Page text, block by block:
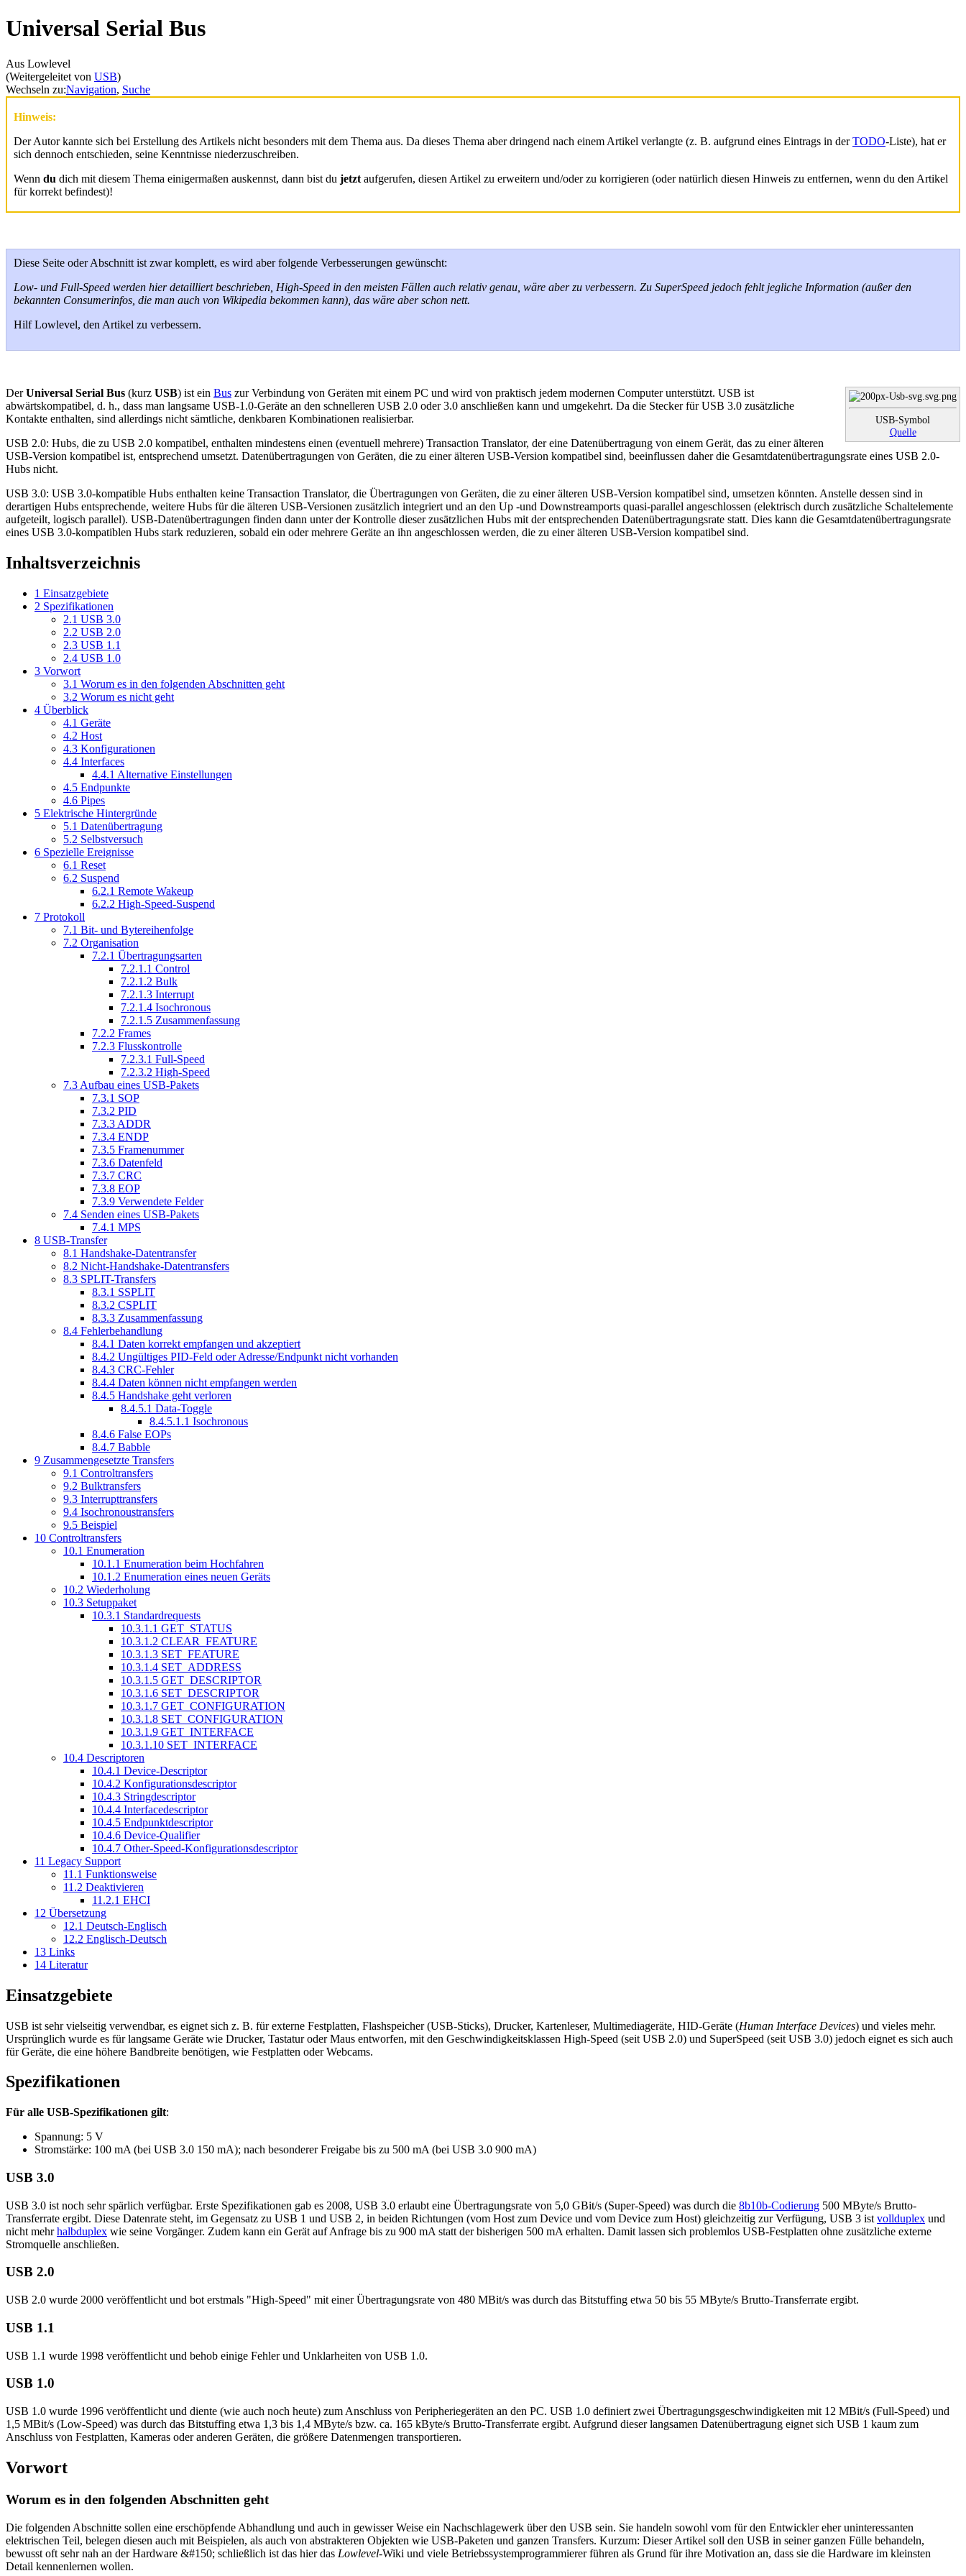
Universal Serial Bus
Aus Lowlevel
(Weitergeleitet von USB)
Wechseln zu:Navigation, Suche
Hinweis:
Der Autor kannte sich bei Erstellung des Artikels nicht besonders mit dem Thema aus. Da dieses Thema aber dringend nach einem Artikel verlangte (z. B. aufgrund eines Eintrags in derTODO-Liste), hat er
sich dennoch entschieden, seine Kenntnisse niederzuschreiben.
Wenn du dich mit diesem Thema einigermaßen auskennst, dann bist du jetzt aufgerufen, diesen Artikel zu erweitern und/oder zu korrigieren (oder natürlich diesen Hinweis zu entfernen, wenn du den Artikel
für korrekt befindest)!
Diese Seite oder Abschnitt ist zwar komplett, es wird aber folgende Verbesserungen gewünscht:
Low- und Full-Speed werden hier detailliert beschrieben, High-Speed in den meisten Fällen auch relativ genau, wäre aber zu verbessern. Zu SuperSpeed jedoch fehlt jegliche Information (außer den
bekannten Consumerinfos, die man auch von Wikipedia bekommen kann), das wäre aber schon nett.
Hilf Lowlevel, den Artikel zu verbessern.
USB-Symbol
Quelle
DerUniversal Serial Bus (kurz USB) ist ein Bus zur Verbindung von Geräten mit einem PC und wird von praktisch jedem modernen Computer unterstützt. USB ist
abwärtskompatibel, d. h., dass man langsame USB-1.0-Geräte an den schnelleren USB 2.0 oder 3.0 anschließen kann und umgekehrt. Da die Stecker für USB 3.0 zusätzliche
Kontakte enthalten, sind allerdings nicht sämtliche, denkbaren Kombinationen realisierbar.
USB 2.0: Hubs, die zu USB 2.0 kompatibel, enthalten mindestens einen (eventuell mehrere) Transaction Translator, der eine Datenübertragung von einem Gerät, das zu einer älteren
USB-Version kompatibel ist, entsprechend umsetzt. Datenübertragungen von Geräten, die zu einer älteren USB-Version kompatibel sind, beeinflussen daher die Gesamtdatenübertragungsrate eines USB 2.0-
Hubs nicht.
USB 3.0: USB 3.0-kompatible Hubs enthalten keine Transaction Translator, die Übertragungen von Geräten, die zu einer älteren USB-Version kompatibel sind, umsetzen könnten. Anstelle dessen sind in
derartigen Hubs entsprechende, weitere Hubs für die älteren USB-Versionen zusätzlich integriert und an den Up -und Downstreamports quasi-parallel angeschlossen (elektrisch durch zusätzliche Schaltelemente
aufgeteilt, logisch parallel). USB-Datenübertragungen finden dann unter der Kontrolle dieser zusätzlichen Hubs mit der entsprechenden Datenübertragungsrate statt. Dies kann die Gesamtdatenübertragungsrate
eines USB 3.0-kompatiblen Hubs stark reduzieren, sobald ein oder mehrere Geräte an ihn angeschlossen werden, die zu einer älteren USB-Version kompatibel sind.
Inhaltsverzeichnis
1 Einsatzgebiete
2 Spezifikationen
2.1 USB 3.0
2.2 USB 2.0
2.3 USB 1.1
2.4 USB 1.0
3 Vorwort
3.1 Worum es in den folgenden Abschnitten geht
3.2 Worum es nicht geht
4 Überblick
4.1 Geräte
4.2 Host
4.3 Konfigurationen
4.4 Interfaces
4.4.1 Alternative Einstellungen
4.5 Endpunkte
4.6 Pipes
5 Elektrische Hintergründe
5.1 Datenübertragung
5.2 Selbstversuch
6 Spezielle Ereignisse
6.1 Reset
6.2 Suspend
6.2.1 Remote Wakeup
6.2.2 High-Speed-Suspend
7 Protokoll
7.1 Bit- und Bytereihenfolge
7.2 Organisation
7.2.1 Übertragungsarten
7.2.1.1 Control
7.2.1.2 Bulk
7.2.1.3 Interrupt
7.2.1.4 Isochronous
7.2.1.5 Zusammenfassung
7.2.2 Frames
7.2.3 Flusskontrolle
7.2.3.1 Full-Speed
7.2.3.2 High-Speed
7.3 Aufbau eines USB-Pakets
7.3.1 SOP
7.3.2 PID
7.3.3 ADDR
7.3.4 ENDP
7.3.5 Framenummer
7.3.6 Datenfeld
7.3.7 CRC
7.3.8 EOP
7.3.9 Verwendete Felder
7.4 Senden eines USB-Pakets
7.4.1 MPS
8 USB-Transfer
8.1 Handshake-Datentransfer
8.2 Nicht-Handshake-Datentransfers
8.3 SPLIT-Transfers
8.3.1 SSPLIT
8.3.2 CSPLIT
8.3.3 Zusammenfassung
8.4 Fehlerbehandlung
8.4.1 Daten korrekt empfangen und akzeptiert
8.4.2 Ungültiges PID-Feld oder Adresse/Endpunkt nicht vorhanden
8.4.3 CRC-Fehler
8.4.4 Daten können nicht empfangen werden
8.4.5 Handshake geht verloren
8.4.5.1 Data-Toggle
8.4.5.1.1 Isochronous
8.4.6 False EOPs
8.4.7 Babble
9 Zusammengesetzte Transfers
9.1 Controltransfers
9.2 Bulktransfers
9.3 Interrupttransfers
9.4 Isochronoustransfers
9.5 Beispiel
10 Controltransfers
10.1 Enumeration
10.1.1 Enumeration beim Hochfahren
10.1.2 Enumeration eines neuen Geräts
10.2 Wiederholung
10.3 Setuppaket
10.3.1 Standardrequests
10.3.1.1 GET_STATUS
10.3.1.2 CLEAR_FEATURE
10.3.1.3 SET_FEATURE
10.3.1.4 SET_ADDRESS
10.3.1.5 GET_DESCRIPTOR
10.3.1.6 SET_DESCRIPTOR
10.3.1.7 GET_CONFIGURATION
10.3.1.8 SET_CONFIGURATION
10.3.1.9 GET_INTERFACE
10.3.1.10 SET_INTERFACE
10.4 Descriptoren
10.4.1 Device-Descriptor
10.4.2 Konfigurationsdescriptor
10.4.3 Stringdescriptor
10.4.4 Interfacedescriptor
10.4.5 Endpunktdescriptor
10.4.6 Device-Qualifier
10.4.7 Other-Speed-Konfigurationsdescriptor
11 Legacy Support
11.1 Funktionsweise
11.2 Deaktivieren
11.2.1 EHCI
12 Übersetzung
12.1 Deutsch-Englisch
12.2 Englisch-Deutsch
13 Links
14 Literatur
Einsatzgebiete
USB ist sehr vielseitig verwendbar, es eignet sich z. B. für externe Festplatten, Flashspeicher (USB-Sticks), Drucker, Kartenleser, Multimediageräte, HID-Geräte (Human Interface Devices) und vieles mehr.
Ursprünglich wurde es für langsame Geräte wie Drucker, Tastatur oder Maus entworfen, mit den Geschwindigkeitsklassen High-Speed (seit USB 2.0) und SuperSpeed (seit USB 3.0) jedoch eignet es sich auch
für Geräte, die eine höhere Bandbreite benötigen, wie Festplatten oder Webcams.
Spezifikationen
Für alle USB-Spezifikationen gilt:
Spannung: 5 V
Stromstärke: 100 mA (bei USB 3.0 150 mA); nach besonderer Freigabe bis zu 500 mA (bei USB 3.0 900 mA)
USB 3.0
USB 3.0 ist noch sehr spärlich verfügbar. Erste Spezifikationen gab es 2008, USB 3.0 erlaubt eine Übertragungsrate von 5,0 GBit/s (Super-Speed) was durch die 8b10b-Codierung 500 MByte/s Brutto-
Transferrate ergibt. Diese Datenrate steht, im Gegensatz zu USB 1 und USB 2, in beiden Richtungen (vom Host zum Device und vom Device zum Host) gleichzeitig zur Verfügung, USB 3 ist vollduplex und
nicht mehrhalbduplex wie seine Vorgänger. Zudem kann ein Gerät auf Anfrage bis zu 900 mA statt der bisherigen 500 mA erhalten. Damit lassen sich problemlos USB-Festplatten ohne zusätzliche externe
Stromquelle anschließen.
USB 2.0
USB 2.0 wurde 2000 veröffentlicht und bot erstmals "High-Speed" mit einer Übertragungsrate von 480 MBit/s was durch das Bitstuffing etwa 50 bis 55 MByte/s Brutto-Transferrate ergibt.
USB 1.1
USB 1.1 wurde 1998 veröffentlicht und behob einige Fehler und Unklarheiten von USB 1.0.
USB 1.0
USB 1.0 wurde 1996 veröffentlicht und diente (wie auch noch heute) zum Anschluss von Peripheriegeräten an den PC. USB 1.0 definiert zwei Übertragungsgeschwindigkeiten mit 12 MBit/s (Full-Speed) und
1,5 MBit/s (Low-Speed) was durch das Bitstuffing etwa 1,3 bis 1,4 MByte/s bzw. ca. 165 kByte/s Brutto-Transferrate ergibt. Aufgrund dieser langsamen Datenübertragung eignet sich USB 1 kaum zum
Anschluss von Festplatten, Kameras oder anderen Geräten, die größere Datenmengen transportieren.
Vorwort
Worum es in den folgenden Abschnitten geht
Die folgenden Abschnitte sollen eine erschöpfende Abhandlung und auch in gewisser Weise ein Nachschlagewerk über den USB sein. Sie handeln sowohl vom für den Entwickler eher uninteressanten
elektrischen Teil, belegen diesen auch mit Beispielen, als auch von abstrakteren Objekten wie USB-Paketen und ganzen Transfers. Kurzum: Dieser Artikel soll den USB in seiner ganzen Fülle behandeln,
bewusst oft sehr nah an der Hardware &#150; schließlich ist das hier das Lowlevel-Wiki und viele Betriebssystemprogrammierer führen als Grund für ihre Motivation an, dass sie die Hardware im kleinsten
Detail kennenlernen wollen.